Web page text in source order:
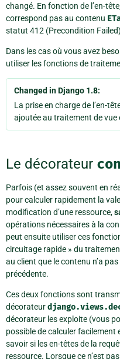
changé. En fonction de l’en-
correspond pas au contenu
statut 412 (Precondition
Dans les cas où vous avez
utiliser les fonctions de
Changed in Django 1.8:
La prise en charge de l’en-
ajoutée au traitement de vue
Le décorateur
Parfois (et assez souvent en
pour calculer rapidement la
modification d’une ressource,
opérations nécessaires à la
peut ensuite utiliser ces
circuitage rapide » du
au client que le contenu n’a
précédente.
Ces deux fonctions sont
décorateur
décorateur les exploite (vous
possible de calculer facilement
savoir si les en-têtes de la
ressource. Lorsque ce n’est